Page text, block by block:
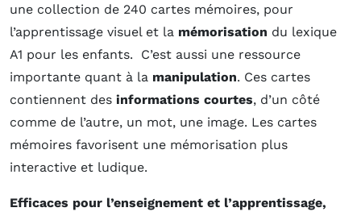
une collection de 240 cartes mémoires, pour
l’apprentissage visuel et la mémorisation du lexique
A1 pour les enfants. C’est aussi une ressource
importante quant à la manipulation. Ces cartes
contiennent des informations courtes, d’un côté
comme de l’autre, un mot, une image. Les cartes
mémoires favorisent une mémorisation plus
interactive et ludique.
Efficaces pour l’enseignement et l’apprentissage,